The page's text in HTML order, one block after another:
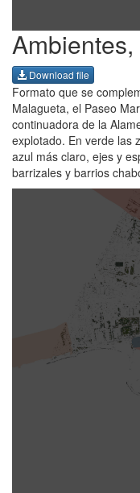
Download file
Formato que se
Malagueta, el Paseo
continuadora de la
explotado. En verde las
azul más claro, ejes y
barrizales y barrios